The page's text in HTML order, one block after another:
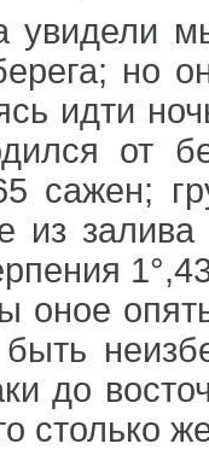
увидели
но
идти
от
сажен;
из
до
столько